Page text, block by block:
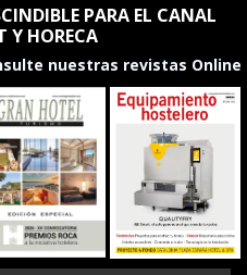
PARA EL CANAL
Y HORECA
nuestras revistas Online